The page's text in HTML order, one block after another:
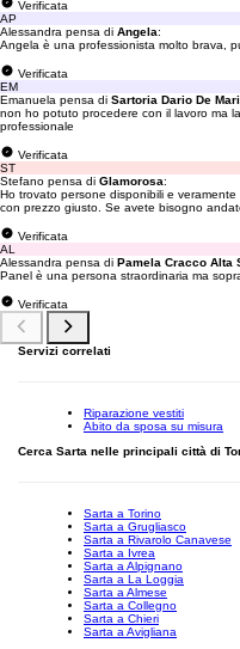
Verificata
AP
Alessandra pensa di Angela:
Angela è una professionista molto brava,
Verificata
EM
Emanuela pensa di Sartoria Dario De
non ho potuto procedere con il lavoro ma
professionale
Verificata
ST
Stefano pensa di Glamorosa:
Ho trovato persone disponibili e
con prezzo giusto. Se avete bisogno
Verificata
AL
Alessandra pensa di Pamela Cracco Alta
Panel è una persona straordinaria ma
Verificata
Servizi correlati
Riparazione vestiti
Abito da sposa su misura
Cerca Sarta nelle principali città di
Sarta a Torino
Sarta a Grugliasco
Sarta a Rivarolo Canavese
Sarta a Ivrea
Sarta a Alpignano
Sarta a La Loggia
Sarta a Almese
Sarta a Collegno
Sarta a Chieri
Sarta a Avigliana